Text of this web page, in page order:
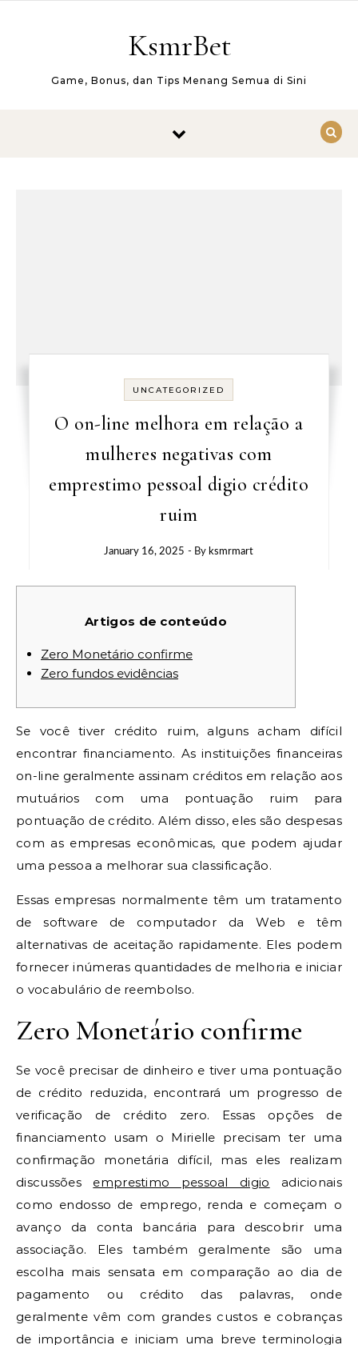
KsmrBet
Game, Bonus, dan Tips Menang Semua di Sini
UNCATEGORIZED
O on-line melhora em relação a
mulheres negativas com
emprestimo pessoal digio crédito
ruim
January 16, 2025 - By ksmrmart
Artigos de conteúdo
Zero Monetário confirme
Zero fundos evidências
Se você tiver crédito ruim, alguns acham difícil
encontrar financiamento. As instituições financeiras
on-line geralmente assinam créditos em relação aos
mutuários com uma pontuação ruim para
pontuação de crédito. Além disso, eles são despesas
com as empresas econômicas, que podem ajudar
uma pessoa a melhorar sua classificação.
Essas empresas normalmente têm um tratamento
de software de computador da Web e têm
alternativas de aceitação rapidamente. Eles podem
fornecer inúmeras quantidades de melhoria e iniciar
o vocabulário de reembolso.
Zero Monetário confirme
Se você precisar de dinheiro e tiver uma pontuação
de crédito reduzida, encontrará um progresso de
verificação de crédito zero. Essas opções de
financiamento usam o Mirielle precisam ter uma
confirmação monetária difícil, mas eles realizam
discussões emprestimo pessoal digio adicionais
como endosso de emprego, renda e começam o
avanço da conta bancária para descobrir uma
associação. Eles também geralmente são uma
escolha mais sensata em comparação ao dia de
pagamento ou crédito das palavras, onde
geralmente vêm com grandes custos e cobranças
de importância e iniciam uma breve terminologia